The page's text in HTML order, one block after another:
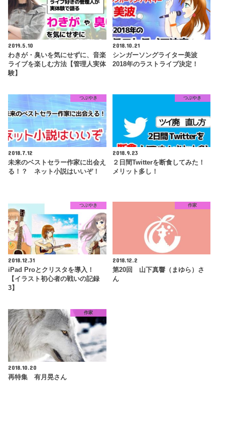
2019.5.10
わきが・臭いを気にせずに、音楽
ライブを楽しむ方法【管理人実体
験】
2018.10.21
シンガーソングライター美波
2018年のラストライブ決定！
つぶやき
2018.7.12
未来のベストセラー作家に出会え
る！？ ネット小説はいいぞ！
つぶやき
2018.9.23
２日間Twitterを断食してみた！
メリット多し！
つぶやき
2018.12.31
iPad Proとクリスタを導入！
【イラスト初心者の戦いの記録
3】
作家
2018.12.2
第20回 山下真響（まゆら）さ
ん
作家
2018.10.20
再特集 有月晃さん